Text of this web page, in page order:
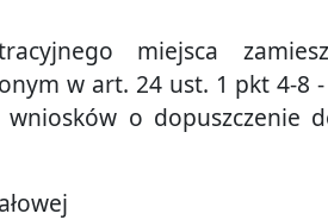
miejsca
w art. 24 ust. 1 pkt 4-8
o dopuszczenie